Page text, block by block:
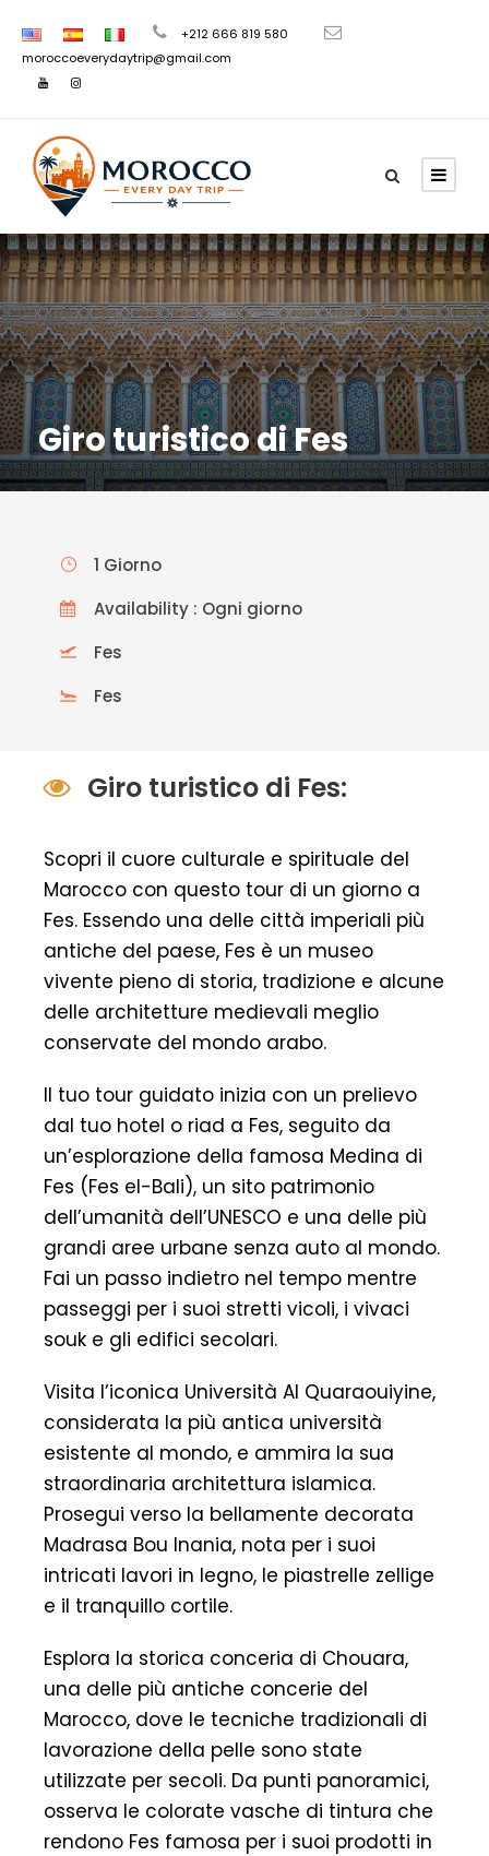
+212 666 819 580
moroccoeverydaytrip@gmail.com
Giro turistico di Fes
1 Giorno
Availability : Ogni giorno
Fes
Fes
Giro turistico di Fes:
Scopri il cuore culturale e spirituale del
Marocco con questo tour di un giorno a
Fes. Essendo una delle città imperiali più
antiche del paese, Fes è un museo
vivente pieno di storia, tradizione e alcune
delle architetture medievali meglio
conservate del mondo arabo.
Il tuo tour guidato inizia con un prelievo
dal tuo hotel o riad a Fes, seguito da
un’esplorazione della famosa Medina di
Fes (Fes el-Bali), un sito patrimonio
dell’umanità dell’UNESCO e una delle più
grandi aree urbane senza auto al mondo.
Fai un passo indietro nel tempo mentre
passeggi per i suoi stretti vicoli, i vivaci
souk e gli edifici secolari.
Visita l’iconica Università Al Quaraouiyine,
considerata la più antica università
esistente al mondo, e ammira la sua
straordinaria architettura islamica.
Prosegui verso la bellamente decorata
Madrasa Bou Inania, nota per i suoi
intricati lavori in legno, le piastrelle zellige
e il tranquillo cortile.
Esplora la storica conceria di Chouara,
una delle più antiche concerie del
Marocco, dove le tecniche tradizionali di
lavorazione della pelle sono state
utilizzate per secoli. Da punti panoramici,
osserva le colorate vasche di tintura che
rendono Fes famosa per i suoi prodotti in